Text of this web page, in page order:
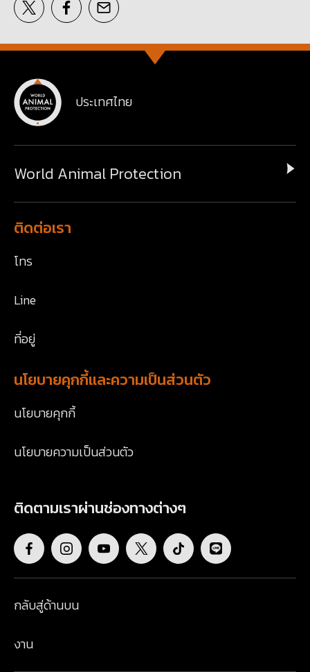
ประเทศไทย
World Animal Protection
ติดต่อเรา
โทร
Line
ที่อยู่
นโยบายคุกกี้และความเป็นส่วนตัว
นโยบายคุกกี้
นโยบายความเป็นส่วนตัว
ติดตามเราผ่านช่องทางต่างๆ
กลับสู่ด้านบน
งาน